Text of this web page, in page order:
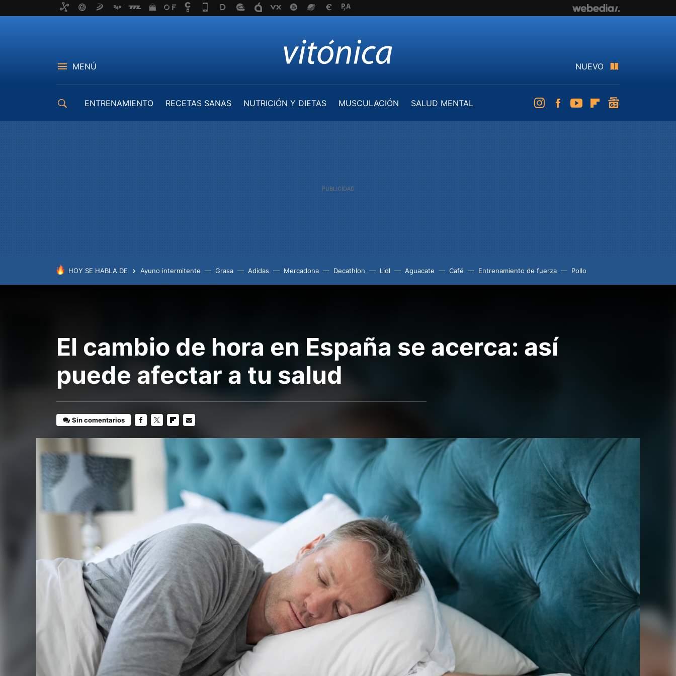
MENÚ NUEVO
ENTRENAMIENTO RECETAS SANAS NUTRICIÓN Y DIETAS MUSCULACIÓN
SALUD MENTAL
InstagramFacebookYoutubeFlipboard
HOY SE HABLA DE Ayuno intermitente Grasa Adidas Mercadona Decathlon Lidl Aguacate Café Entrenamiento de fuerza Pollo
El cambio de hora en España se acerca: así
puede afectar a tu salud
Sin comentarios